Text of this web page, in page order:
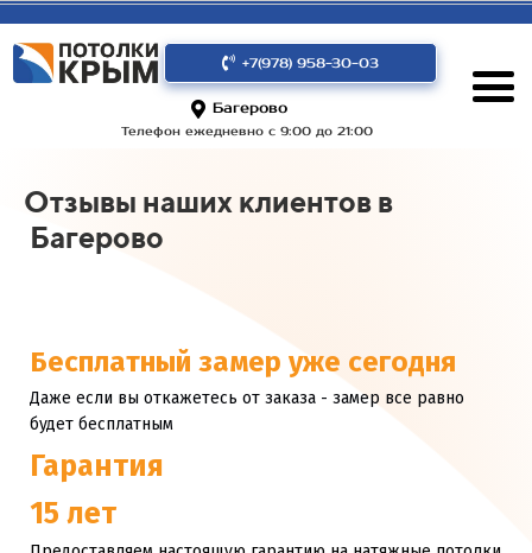
+7(978) 958-30-03
Багерово
Телефон ежедневно с 9:00 до 21:00
Отзывы наших клиентов в
Багерово
Бесплатный замер уже сегодня
Даже если вы откажетесь от заказа - замер все равно
будет бесплатным
Гарантия
15 лет